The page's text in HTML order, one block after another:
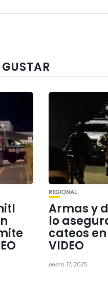
REGIONAL
Armas y
lo
cateos
VIDEO
enero 17, 2025